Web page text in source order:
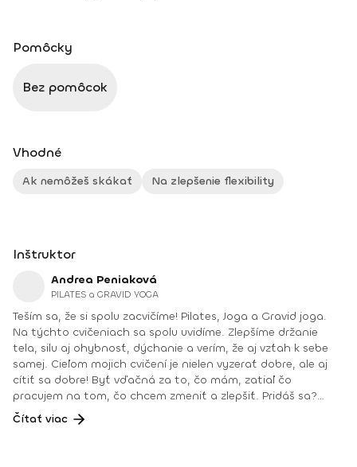
Pomôcky
Bez pomôcok
Vhodné
Ak nemôžeš skákať Na zlepšenie flexibility
Inštruktor
Andrea Peniaková
PILATES a GRAVID YOGA
Teším sa, že si spolu zacvičíme! Pilates, Joga a Gravid joga.
Na týchto cvičeniach sa spolu uvidíme. Zlepšíme držanie
tela, silu aj ohybnosť, dýchanie a verím, že aj vzťah k sebe
samej. Cieľom mojich cvičení je nielen vyzerať dobre, ale aj
cítiť sa dobre! Byť vďačná za to, čo mám, zatiaľ čo
pracujem na tom, čo chcem zmeniť a zlepšiť. Pridáš sa?
Teším sa na teba na online lekciách vo Fitshakeri, aj vo
Fitshaker podcaste! Taktiež osobne na mojich hodinách v
Čítať viac